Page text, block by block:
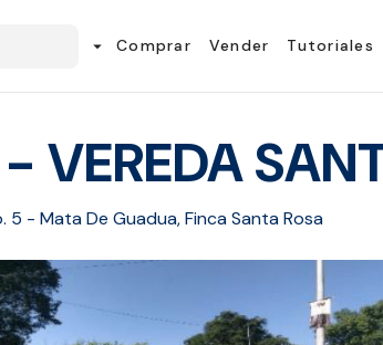
arrow_drop_down Comprar Vender Tutoriales
VEREDA
- Mata De Guadua, Finca Santa Rosa